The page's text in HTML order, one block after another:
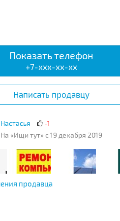
Показать телефон
+7-xxx-xx-xx
Написать продавцу
Настасья
-1
На «Ищи тут» с 19 декабря 2019
продавца